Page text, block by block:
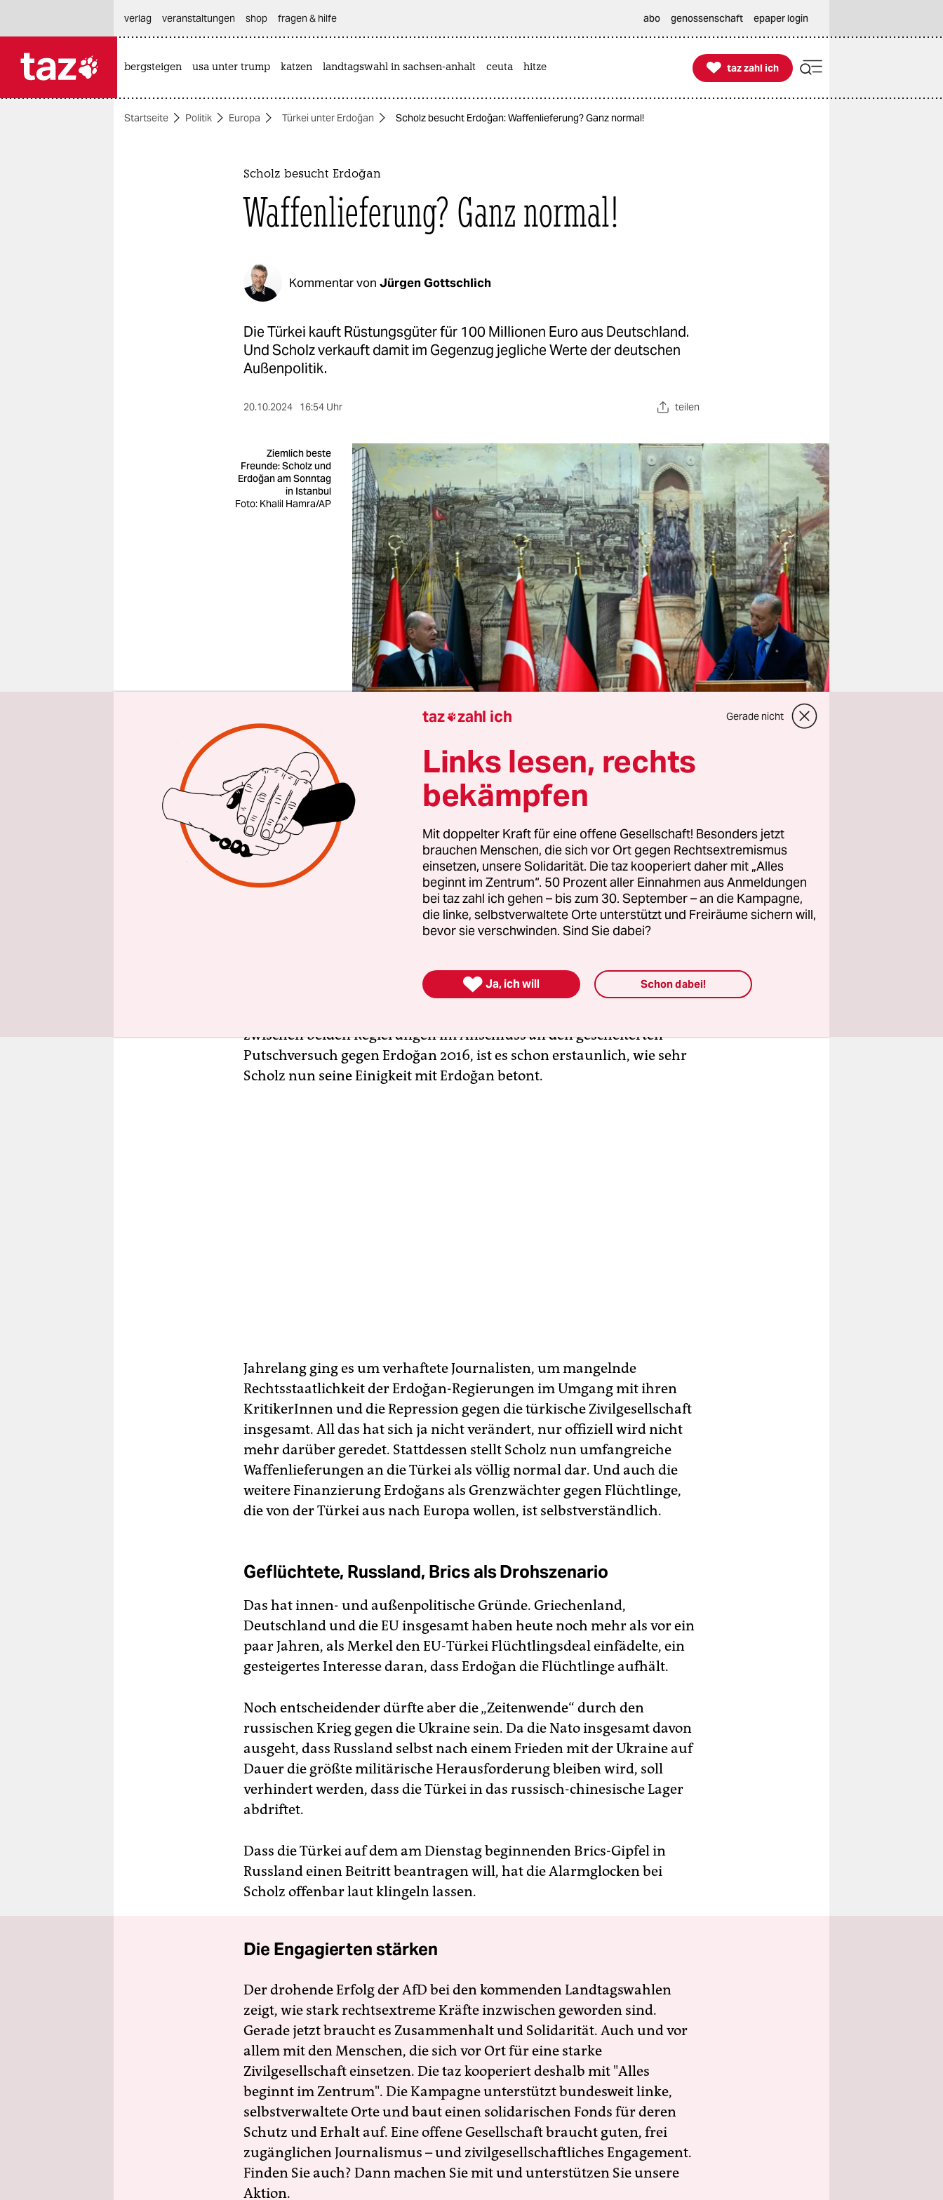
themen
verlag
veranstaltungen shop fragen & hilfe abo genossenschaft epaper login
bergsteigen usa unter trump katzen landtagswahl in sachsen-anhalt ceuta hitze 
taz zahl ich
taz zahl ich
Startseite Politik Europa Türkei unter Erdoğan Scholz besucht Erdoğan: Waffenlieferung? Ganz normal!
Scholz besucht Erdoğan
Waffenlieferung? Ganz normal!
Kommentar von Jürgen Gottschlich
Die Türkei kauft Rüstungsgüter für 100 Millionen Euro aus Deutschland.
Und Scholz verkauft damit im Gegenzug jegliche Werte der deutschen
Außenpolitik.
20.10.2024 16:54 Uhr teilen
Ziemlich beste
Freunde: Scholz und
Erdoğan am Sonntag
in Istanbul
Foto: Khalil Hamra/AP
M enschenrechte, ­Pressefreiheit und Rechtsstaat? Das war
einmal. Inzwischen sind Rüstungsexporte,
Flüchtlingsabwehr und ein gemeinsames
Krisenmanagement im Nahen Osten und der Ukraine die deutsch-
deutsche Kanzler Olaf Scholz bei seinem Treffen mit dem türkischen
Präsidenten Recep Tayyip Erdoğan am Samstag in Istanbul
zwischen beiden Regierungen im Anschluss an den gescheiterten
Putschversuch gegen Erdoğan 2016, ist es schon erstaunlich, wie sehr
Scholz nun seine Einigkeit mit Erdoğan betont.
Jahrelang ging es um verhaftete Journalisten, um mangelnde
Rechtsstaatlichkeit der Erdoğan-Regierungen im Umgang mit ihren
KritikerInnen und die Repression gegen die türkische Zivilgesellschaft
insgesamt. All das hat sich ja nicht verändert, nur offiziell wird nicht
mehr darüber geredet. Stattdessen stellt Scholz nun umfangreiche
Waffenlieferungen an die Türkei als völlig normal dar. Und auch die
weitere Finanzierung Erdoğans als Grenzwächter gegen Flüchtlinge,
die von der Türkei aus nach Europa wollen, ist selbstverständlich.
Geflüchtete, Russland, Brics als Drohszenario
Das hat innen- und außenpolitische Gründe. Griechenland,
Deutschland und die EU insgesamt haben heute noch mehr als vor ein
paar Jahren, als Merkel den EU-Türkei Flüchtlingsdeal einfädelte, ein
gesteigertes Interesse daran, dass Erdoğan die Flüchtlinge aufhält.
Noch entscheidender dürfte aber die „Zeitenwende“ durch den
russischen Krieg gegen die Ukraine sein. Da die Nato insgesamt davon
ausgeht, dass Russland selbst nach einem Frieden mit der Ukraine auf
Dauer die größte militärische Herausforderung bleiben wird, soll
verhindert werden, dass die Türkei in das russisch-chinesische Lager
abdriftet.
Dass die Türkei auf dem am Dienstag beginnenden Brics-Gipfel in
Russland einen Beitritt beantragen will, hat die Alarmglocken bei
Scholz offenbar laut klingeln lassen.
Die Engagierten stärken
Der drohende Erfolg der AfD bei den kommenden Landtagswahlen
zeigt, wie stark rechtsextreme Kräfte inzwischen geworden sind.
Gerade jetzt braucht es Zusammenhalt und Solidarität. Auch und vor
allem mit den Menschen, die sich vor Ort für eine starke
Zivilgesellschaft einsetzen. Die taz kooperiert deshalb mit "Alles
beginnt im Zentrum". Die Kampagne unterstützt bundesweit linke,
selbstverwaltete Orte und baut einen solidarischen Fonds für deren
Schutz und Erhalt auf. Eine offene Gesellschaft braucht guten, frei
zugänglichen Journalismus – und zivilgesellschaftliches Engagement.
Finden Sie auch? Dann machen Sie mit und unterstützen Sie unsere
Aktion.
taz zahl ich Gerade nicht
Links lesen, rechts
bekämpfen
Mit doppelter Kraft für eine offene Gesellschaft! Besonders jetzt
brauchen Menschen, die sich vor Ort gegen Rechtsextremismus
einsetzen, unsere Solidarität. Die taz kooperiert daher mit „Alles
beginnt im Zentrum“. 50 Prozent aller Einnahmen aus Anmeldungen
bei taz zahl ich gehen – bis zum 30. September – an die Kampagne,
die linke, selbstverwaltete Orte unterstützt und Freiräume sichern will,
bevor sie verschwinden. Sind Sie dabei?
 Ja, ich will Schon dabei!